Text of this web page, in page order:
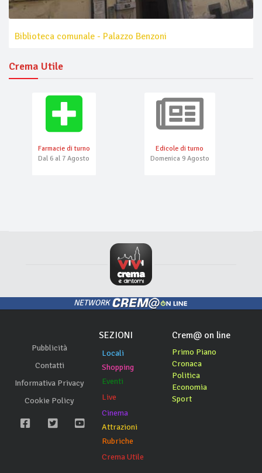
Biblioteca comunale - Palazzo Benzoni
Crema Utile
Farmacie di turno
Dal 6 al 7 Agosto
Edicole di turno
Domenica 9 Agosto
NETWORK
Pubblicità
Contatti
Informativa Privacy
Cookie Policy
SEZIONI
Locali
Shopping
Eventi
Live
Cinema
Attrazioni
Rubriche
Crema Utile
Crem@ on line
Primo Piano
Cronaca
Politica
Economia
Sport